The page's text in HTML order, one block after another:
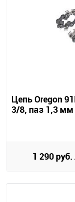
Цепь Oregon
3/8, паз 1,3 мм
1 290 руб.